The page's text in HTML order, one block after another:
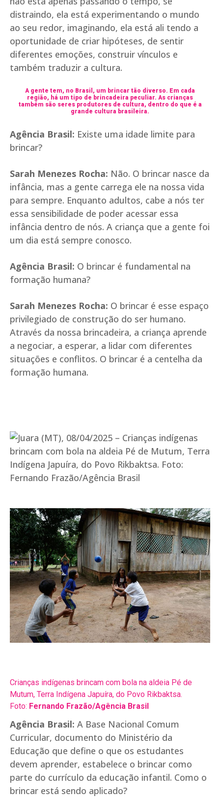
distraindo, ela está experimentando o mundo
ao seu redor, imaginando, ela está ali tendo a
oportunidade de criar hipóteses, de sentir
diferentes emoções, construir vínculos e
também traduzir a cultura.
A gente tem, no Brasil, um brincar tão diverso. Em cada
região, há um tipo de brincadeira peculiar. As crianças
também são seres produtores de cultura, dentro do que é a
grande cultura brasileira.
Agência Brasil: Existe uma idade limite para
brincar?
Sarah Menezes Rocha: Não. O brincar nasce da
infância, mas a gente carrega ele na nossa vida
para sempre. Enquanto adultos, cabe a nós ter
essa sensibilidade de poder acessar essa
infância dentro de nós. A criança que a gente foi
um dia está sempre conosco.
Agência Brasil: O brincar é fundamental na
formação humana?
Sarah Menezes Rocha: O brincar é esse espaço
privilegiado de construção do ser humano.
Através da nossa brincadeira, a criança aprende
a negociar, a esperar, a lidar com diferentes
situações e conflitos. O brincar é a centelha da
formação humana.
Crianças indígenas brincam com bola na aldeia Pé de
Mutum, Terra Indígena Japuíra, do Povo Rikbaktsa.
Foto: Fernando Frazão/Agência Brasil
Agência Brasil: A Base Nacional Comum
Curricular, documento do Ministério da
Educação que define o que os estudantes
devem aprender, estabelece o brincar como
parte do currículo da educação infantil. Como o
brincar está sendo aplicado?